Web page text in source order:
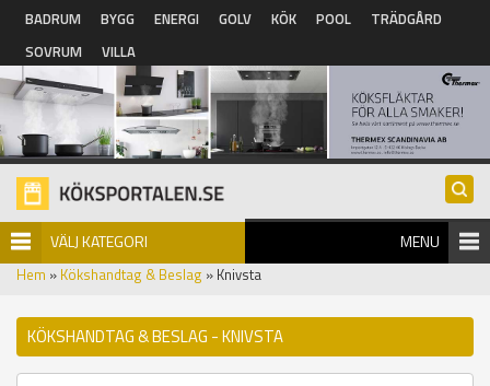
Hoppa till huvudinnehåll
BADRUM BYGG ENERGI GOLV KÖK POOL
TRÄDGÅRD
SOVRUM
VILLA
VÄLJ KATEGORI MENU
Hem » Kökshandtag & Beslag » Knivsta
KÖKSHANDTAG & BESLAG - KNIVSTA